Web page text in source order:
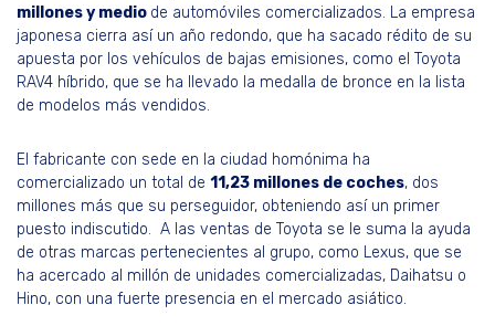
millones y medio de automóviles comercializados. La empresa
japonesa cierra así un año redondo, que ha sacado rédito de su
apuesta por los vehículos de bajas emisiones, como el Toyota
RAV4 híbrido, que se ha llevado la medalla de bronce en la lista
de modelos más vendidos.
El fabricante con sede en la ciudad homónima ha
comercializado un total de 11,23 millones de coches, dos
millones más que su perseguidor, obteniendo así un primer
puesto indiscutido. A las ventas de Toyota se le suma la ayuda
de otras marcas pertenecientes al grupo, como Lexus, que se
ha acercado al millón de unidades comercializadas, Daihatsu o
Hino, con una fuerte presencia en el mercado asiático.